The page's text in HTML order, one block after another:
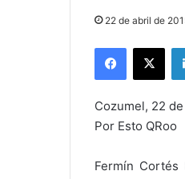
22 de abril de
Facebook
X
Cozumel, 22
Por Esto QRoo
Fermín Cortés